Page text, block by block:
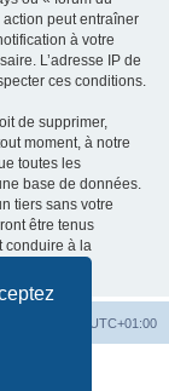
peut entraîner
à votre
L’adresse IP de
ces conditions.
de supprimer,
moment, à notre
toutes les
base de données.
tiers sans votre
être tenus
conduire à la
UTC+01:00
Limited